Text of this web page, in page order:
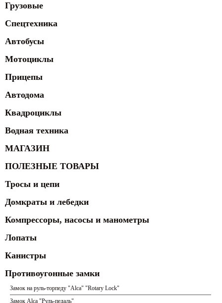
Грузовые
Спецтехника
Автобусы
Мотоциклы
Прицепы
Автодома
Квадроциклы
Водная техника
МАГАЗИН
ПОЛЕЗНЫЕ ТОВАРЫ
Тросы и цепи
Домкраты и лебедки
Компрессоры, насосы и манометры
Лопаты
Канистры
Противоугонные замки
Замок на руль-торпеду "Alca" "Rotary Lock"
Замок Alca "Руль-педаль"